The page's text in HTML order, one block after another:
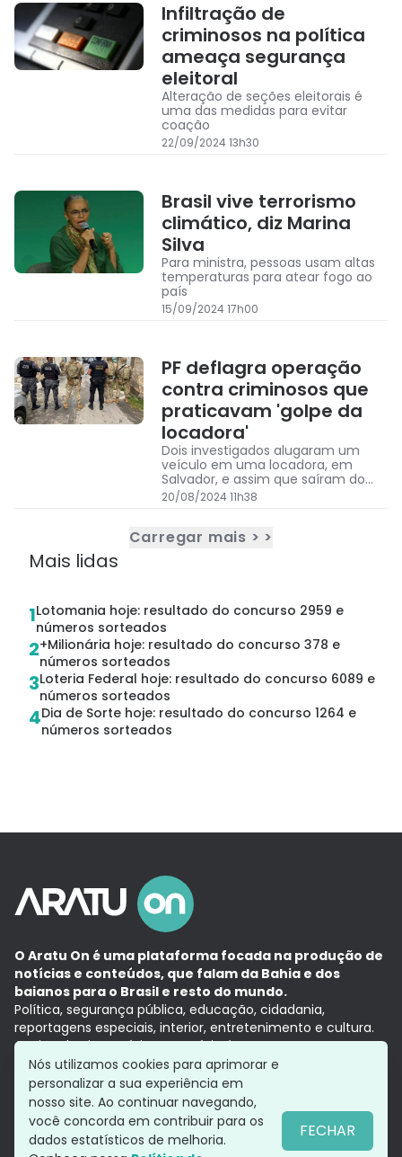
Infiltração de
criminosos na política
ameaça segurança
eleitoral
Alteração de seções eleitorais é
uma das medidas para evitar
coação
22/09/2024 13h30
Brasil vive terrorismo
climático, diz Marina
Silva
Para ministra, pessoas usam altas
temperaturas para atear fogo ao
país
15/09/2024 17h00
PF deflagra operação
contra criminosos que
praticavam 'golpe da
locadora'
Dois investigados alugaram um
veículo em uma locadora, em
Salvador, e assim que saíram do
local retiraram o rastreador e
trocaram a placa do carro,
depois
20/08/2024 11h38
Carregar mais > >
Mais lidas
1Lotomania hoje: resultado do concurso 2959 e
números sorteados
2+Milionária hoje: resultado do concurso 378 e
números sorteados
3Loteria Federal hoje: resultado do concurso 6089 e
números sorteados
4Dia de Sorte hoje: resultado do concurso 1264 e
números sorteados
O Aratu On é uma plataforma focada na produção de
notícias e conteúdos, que falam da Bahia e dos
baianos para o Brasil e resto do mundo.
Política, segurança pública, educação, cidadania,
reportagens especiais, interior, entretenimento e cultura.
Aqui, tudo vira notícia e a notícia é no tempo presente,
com a credibilidade do Grupo Aratu.
Grupo Aratu
Política de privacidade
Siga-nos
Nós utilizamos cookies para aprimorar e
personalizar a sua experiência em
nosso site. Ao continuar navegando,
você concorda em contribuir para os
dados estatísticos de melhoria.
FECHAR